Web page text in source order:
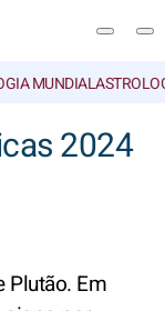
MUNDIAL
2024
Plutão. Em